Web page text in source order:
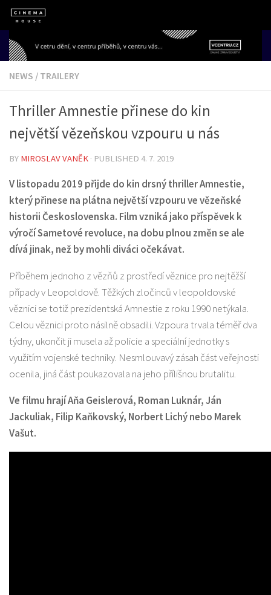
Skip to content
NEWS / TRAILERY
Thriller Amnestie přinese do kin
největší vězeňskou vzpouru u nás
BY MIROSLAV VANĚK · PUBLISHED 4. 7. 2019
V listopadu 2019 přijde do kin drsný thriller Amnestie,
který přinese na plátna největší vzpouru ve vězeňské
historii Československa. Film vzniká jako příspěvek k
výročí Sametové revoluce, na dobu plnou změn se ale
dívá jinak, než by mohli diváci očekávat.
Příběhem jednoho z vězňů z prostředí věznice pro nejtěžší
případy v Leopoldově. Těžkých zločinců v leopoldovské
věznici se totiž prezidentská Amnestie z roku 1990 netýkala.
Celou věznici proto násilně obsadili. Vzpoura trvala téměř dva
týdny, ukončit ji musela až policie a speciální jednotky s
využitím vojenské techniky. Nesmlouvavý zásah část veřejnosti
ocenila, jiná část poukazovala na jeho přílišnou brutalitu.
Ve filmu hrají Aňa Geislerová, Roman Luknár, Ján
Jackuliak, Filip Kaňkovský, Norbert Lichý nebo Marek
Vašut.